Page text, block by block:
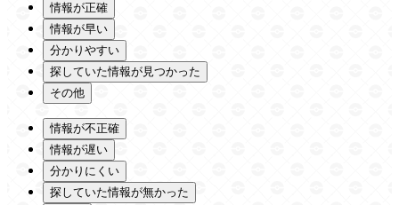
情報が正確
情報が早い
分かりやすい
探していた情報が見つかった
その他
情報が不正確
情報が遅い
分かりにくい
探していた情報が無かった